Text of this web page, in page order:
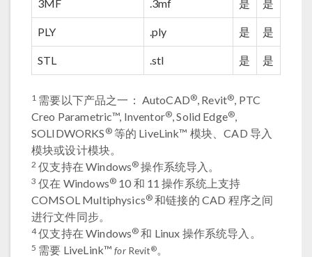
3MF .3mf 是 是
PLY .ply 是 是
STL .stl 是 是
1 需要以下产品之一： AutoCAD®, Revit®, PTC
Creo Parametric™, Inventor®, Solid Edge®,
SOLIDWORKS ®等的 LiveLink™ 模块、CAD 导入
模块或设计模块。
2 仅支持在 Windows® 操作系统导入。
3 仅在 Windows®10 和 11 操作系统上支持
COMSOL Multiphysics® 和链接的 CAD 程序之间
进行文件同步。
4仅支持在 Windows® 和 Linux 操作系统导入。
5 需要 LiveLink™forRevit®。